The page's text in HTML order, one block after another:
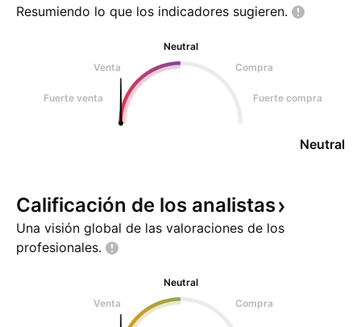
Resumiendo lo que los indicadores sugieren.
Neutral
Venta
Compra
Fuerte venta Fuerte compra
Neutral
Calificación de los analistas
Una visión global de las valoraciones de los
profesionales.
Neutral
Venta
Compra